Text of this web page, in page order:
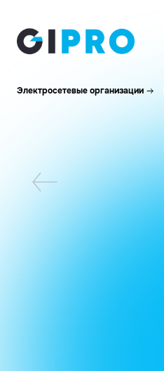
Электросетевые организации